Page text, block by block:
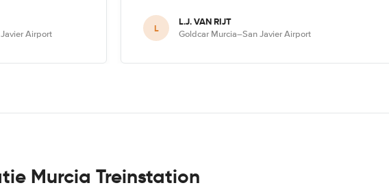
Airport L L.J. VAN RIJT
Goldcar Murcia–San Javier Airport
Murcia Treinstation